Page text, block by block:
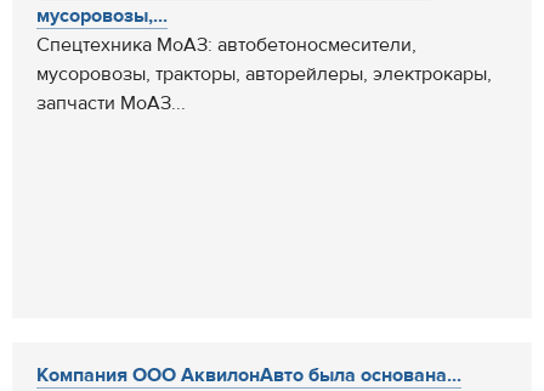
мусоровозы,...
Спецтехника МоАЗ: автобетоносмесители,
мусоровозы, тракторы, авторейлеры, электрокары,
запчасти МоАЗ...
Компания ООО АквилонАвто была основана...